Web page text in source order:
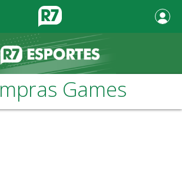
Games